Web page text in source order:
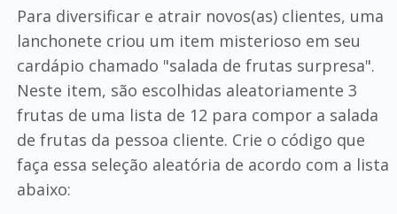
Para diversificar e atrair novos(as) clientes, uma
lanchonete criou um item misterioso em seu
cardápio chamado "salada de frutas surpresa".
Neste item, são escolhidas aleatoriamente 3
frutas de uma lista de 12 para compor a salada
de frutas da pessoa cliente. Crie o código que
faça essa seleção aleatória de acordo com a lista
abaixo: